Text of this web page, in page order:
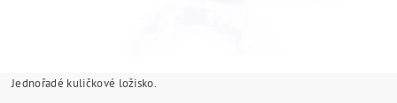
Jednořadé kuličkové ložisko.